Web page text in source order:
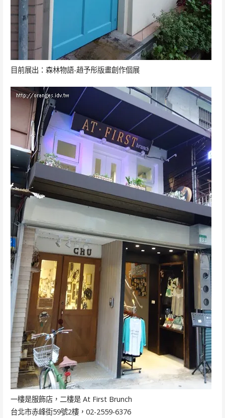
目前展出：森林物語-趙予彤版畫創作個展
一樓是服飾店，二樓是 At First Brunch
台北市赤峰街59號2樓，02-2559-6376